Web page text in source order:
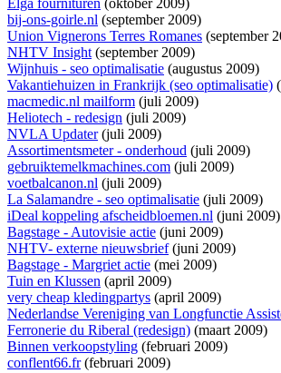
Elga fournituren (oktober 2009)
bij-ons-goirle.nl (september 2009)
Union Vignerons Terres Romanes (september
NHTV Insight(september 2009)
Wijnhuis - seo optimalisatie (augustus 2009)
Vakantiehuizen in Frankrijk (seo optimalisatie)
macmedic.nl mailform (juli 2009)
Heliotech - redesign (juli 2009)
NVLA Updater(juli 2009)
Assortimentsmeter - onderhoud (juli 2009)
gebruiktemelkmachines.com (juli 2009)
voetbalcanon.nl (juli 2009)
La Salamandre - seo optimalisatie (juli 2009)
iDeal koppeling afscheidbloemen.nl (juni 2009)
Bagstage - Autovisie actie (juni 2009)
NHTV- externe nieuwsbrief(juni 2009)
Bagstage - Margriet actie (mei 2009)
Tuin en Klussen (april 2009)
very cheap kledingpartys (april 2009)
Nederlandse Vereniging van Longfunctie
Ferronerie du Riberal (redesign) (maart 2009)
Binnen verkoopstyling (februari 2009)
conflent66.fr(februari 2009)